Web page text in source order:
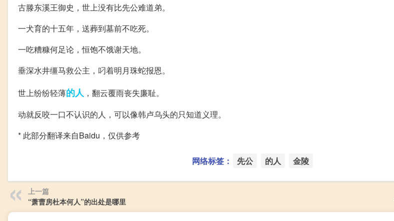
古滕东溪王御史，世上没有比先公难道弟。
一犬育的十五年，送葬到墓前不吃死。
一吃糟糠何足论，恒饱不饿谢天地。
垂深水井缰马救公主，叼着明月珠蛇报恩。
世上纷纷轻薄的人 ，翻云覆雨丧失廉耻。
动就反咬一口不认识的人，可以像韩卢乌头的只知道义理。
* 此部分翻译来自Baidu，仅供参考
网络标签： 先公 的人 金陵
上一篇
“萧曹房杜本何人”的出处是哪里